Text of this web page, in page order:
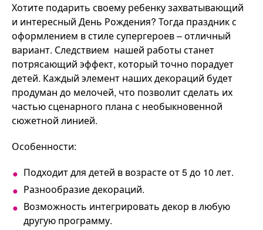
Хотите подарить своему ребенку захватывающий
и интересный День Рождения? Тогда праздник с
оформлением в стиле супергероев – отличный
вариант. Следствием нашей работы станет
потрясающий эффект, который точно порадует
детей. Каждый элемент наших декораций будет
продуман до мелочей, что позволит сделать их
частью сценарного плана с необыкновенной
сюжетной линией.
Особенности:
Подходит для детей в возрасте от 5 до 10 лет.
Разнообразие декораций.
Возможность интегрировать декор в любую
другую программу.